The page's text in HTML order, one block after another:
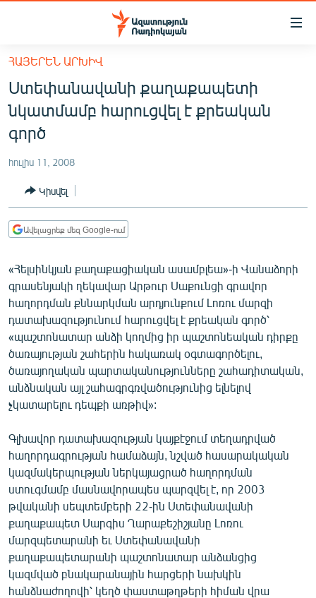
Մատչելիության
հիմնական
բովանդակությանը
Անցնել
հիմնական
մենյուին
ՀԱՅԱՍՏԱՆ
ՔԱՂԱՔԱԿԱՆ
ՀԱՍԱՐԱԿՈՒԹՅՈՒՆ
ՏՆՏԵՍՈՒԹՅՈՒՆ
ՊԱՏԵՐԱԶՄԻ 6 ՇԱԲԱԹՆԵՐԸ
ՏԱՐԱԾԱՇՐՋԱՆ
ՄԻՋԱԶԳԱՅԻՆ
ՄՇԱԿՈՒՅԹ
ՍՊՈՐՏ
ՄԵԿՆԱԲԱՆՈՒԹՅՈՒՆ
ԿՈՐՈՆԱՎԻՐՈՒՍ
ԱՐԽԻՎ
ՏԵՍԱՆՅՈՒԹԵՐ
ԲԱՆԱՎԵՃ
ՁԳՏԵԼՈՎ ԼԱՎԱԳՈՒՅՆԻՆ
ՓՈԴՔԱՍԹ
ՀԱՅԵՐԵՆ ԱՐԽԻՎ
Ստեփանավանի քաղաքապետի
նկատմամբ հարուցվել է քրեական
գործ
հուլիս 11, 2008
Կիսվել
Ավելացրեք մեզ Google-ում
«Հելսինկյան քաղաքացիական ասամբլեա»-ի Վանաձորի
գրասենյակի ղեկավար Արթուր Սաքունցի գրավոր
հաղորդման քննարկման արդյունքում Լոռու մարզի
դատախազությունում հարուցվել է քրեական գործ՝
«պաշտոնատար անձի կողմից իր պաշտոնեական դիրքը
ծառայության շահերին հակառակ օգտագործելու,
ծառայողական պարտականությունները շահադիտական,
անձնական այլ շահագրգռվածությունից ելնելով
չկատարելու դեպքի առթիվ»:
Գլխավոր դատախազության կայքէջում տեղադրված
հաղորդագրության համաձայն, նշված հասարակական
կազմակերպության ներկայացրած հաղորդման
ստուգմամբ մասնավորապես պարզվել է, որ 2003
թվականի սեպտեմբերի 22-ին Ստեփանավանի
քաղաքապետ Սարգիս Ղարաքեշիշյանը Լոռու
մարզպետարանի եւ Ստեփանավանի
քաղաքապետարանի պաշտոնատար անձանցից
կազմված բնակարանային հարցերի նախկին
հանձնաժողովի՝ կեղծ փաստաթղթերի հիման վրա